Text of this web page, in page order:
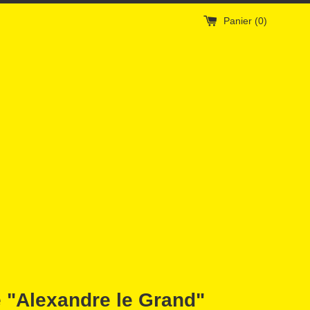
Panier (0)
"Alexandre le Grand"